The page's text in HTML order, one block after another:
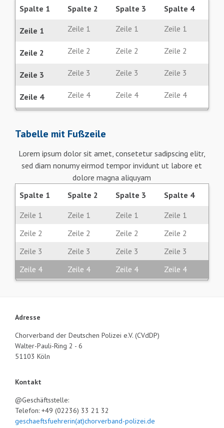
Spalte 1 Spalte 2 Spalte 3 Spalte 4
Zeile 1 Zeile 1 Zeile 1 Zeile 1
Zeile 2 Zeile 2 Zeile 2 Zeile 2
Zeile 3 Zeile 3 Zeile 3 Zeile 3
Zeile 4 Zeile 4 Zeile 4 Zeile 4
Tabelle mit Fußzeile
Lorem ipsum dolor sit amet, consetetur sadipscing elitr,
sed diam nonumy eirmod tempor invidunt ut labore et
dolore magna aliquyam
Spalte 1
Spalte 2 Spalte 3 Spalte 4
Zeile 4 Zeile 4 Zeile 4 Zeile 4
Zeile 1 Zeile 1 Zeile 1
Zeile 1
Zeile 2
Zeile 2 Zeile 2
Zeile 2
Zeile 3
Zeile 3 Zeile 3 Zeile 3
Adresse
Chorverband der Deutschen Polizei e.V. (CVdDP)
Walter-Pauli-Ring 2 - 6
51103 Köln
Kontakt
@Geschäftsstelle:
Telefon: +49 (02236) 33 21 32
geschaeftsfuehrerin(at)chorverband-polizei.de